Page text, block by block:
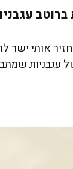
אותי ישר
עגבניות